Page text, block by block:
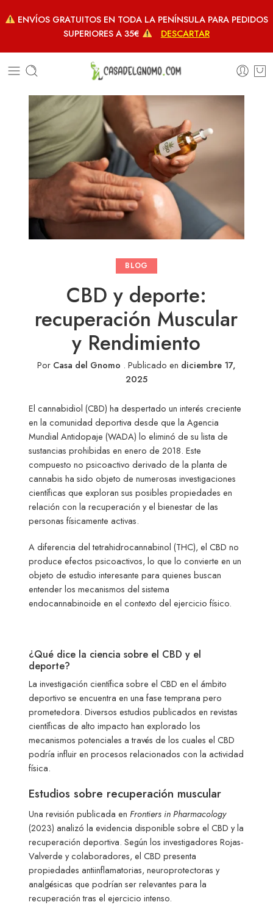
ENVÍOS GRATUITOS EN TODA LA PENÍNSULA PARA PEDIDOS
SUPERIORES A 35€
DESCARTAR
BLOG
CBD y deporte:
recuperación Muscular
y Rendimiento
Por Casa del Gnomo . Publicado en diciembre 17,
2025
El cannabidiol (CBD) ha despertado un interés creciente
en la comunidad deportiva desde que la Agencia
Mundial Antidopaje (WADA) lo eliminó de su lista de
sustancias prohibidas en enero de 2018. Este
compuesto no psicoactivo derivado de la planta de
cannabis ha sido objeto de numerosas investigaciones
científicas que exploran sus posibles propiedades en
relación con la recuperación y el bienestar de las
personas físicamente activas.
A diferencia del tetrahidrocannabinol (THC), el CBD no
produce efectos psicoactivos, lo que lo convierte en un
objeto de estudio interesante para quienes buscan
entender los mecanismos del sistema
endocannabinoide en el contexto del ejercicio físico.
¿Qué dice la ciencia sobre el CBD y el
deporte?
La investigación científica sobre el CBD en el ámbito
deportivo se encuentra en una fase temprana pero
prometedora. Diversos estudios publicados en revistas
científicas de alto impacto han explorado los
mecanismos potenciales a través de los cuales el CBD
podría influir en procesos relacionados con la actividad
física.
Estudios sobre recuperación muscular
Una revisión publicada enFrontiers in Pharmacology
(2023) analizó la evidencia disponible sobre el CBD y la
recuperación deportiva. Según los investigadores Rojas-
Valverde y colaboradores, el CBD presenta
propiedades antiinflamatorias, neuroprotectoras y
analgésicas que podrían ser relevantes para la
recuperación tras el ejercicio intenso.